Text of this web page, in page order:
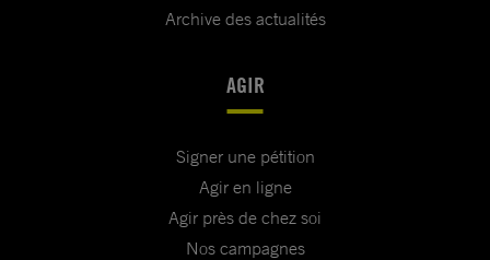
Archive des actualités
AGIR
Signer une pétition
Agir en ligne
Agir près de chez soi
Nos campagnes